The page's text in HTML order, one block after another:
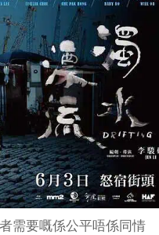
需要嘅係公平唔係同情